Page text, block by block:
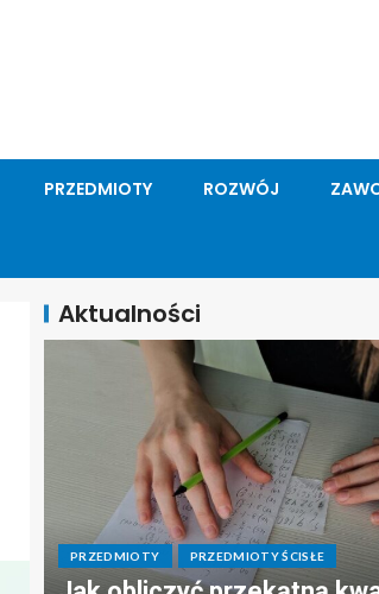
PRZEDMIOTY ROZWÓJ
Aktualności
PRZEDMIOTY PRZEDMIOTY ŚCISŁE